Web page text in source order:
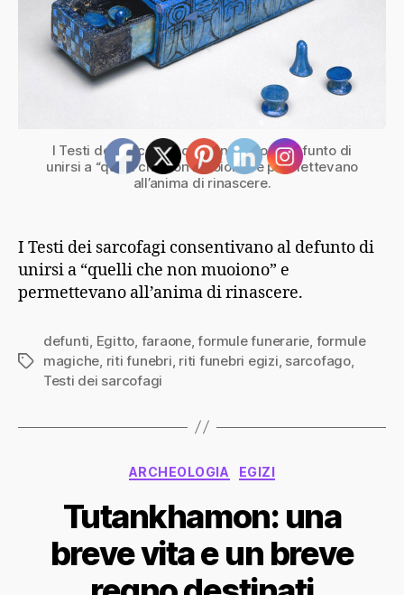
I Testi dei sarcofagi consentivano al defunto di
unirsi a “quelli che non muoiono” e permettevano
all’anima di rinascere.
I Testi dei sarcofagi consentivano al defunto di
unirsi a “quelli che non muoiono” e
permettevano all’anima di rinascere.
Tag
defunti, Egitto, faraone,formule funerarie, formule
magiche, riti funebri, riti funebri egizi, sarcofago,
Testi dei sarcofagi
Categorie
ARCHEOLOGIA EGIZI
Tutankhamon: una
breve vita e un breve